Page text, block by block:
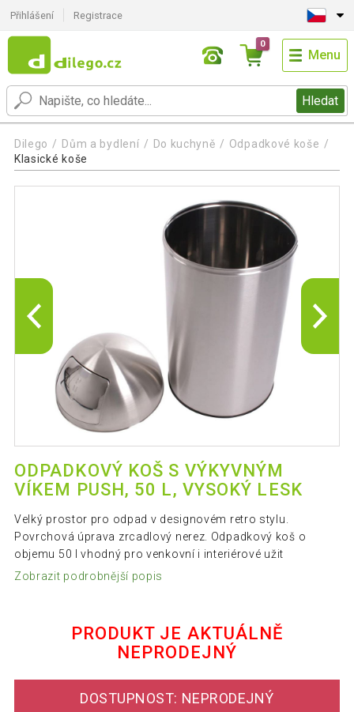
Přihlášení Registrace
Hledat
0
Menu
Dilego Dům a bydlení Do kuchyně
Odpadkové koše
Klasické koše
ODPADKOVÝ KOŠ S VÝKYVNÝM
VÍKEM PUSH, 50 L, VYSOKÝ LESK
Velký prostor pro odpad v designovém retro stylu.
Povrchová úprava zrcadlový nerez. Odpadkový koš o
objemu 50 l vhodný pro venkovní i interiérové užit
Zobrazit podrobnější popis
PRODUKT JE AKTUÁLNĚ
NEPRODEJNÝ
DOSTUPNOST: NEPRODEJNÝ